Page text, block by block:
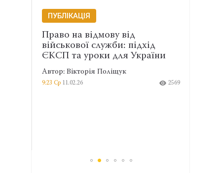
ПУБЛІКАЦІЯ
Право на відмову від
військової служби: підхід
ЄКСП та уроки для України
Автор: Вікторія Поліщук
9:23 Ср 11.02.26 2569